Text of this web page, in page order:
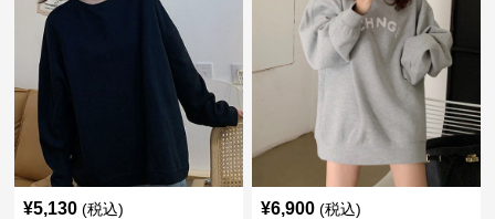
¥5,130 (税込) ¥6,900 (税込)